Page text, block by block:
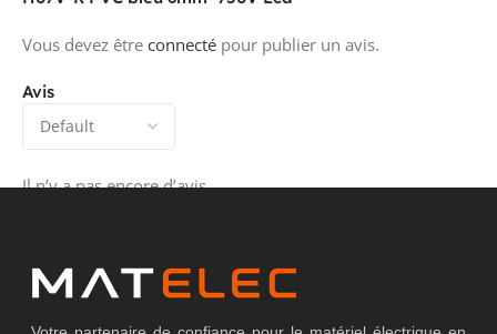
Avis
Il n’y a pas encore d’avis.
Vous devez être connecté pour publier un avis.